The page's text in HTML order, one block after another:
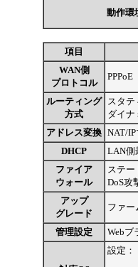
動作環
項目
WAN側
プロトコル
PPPoE
ルーティング
方式
スタテ
ダイナ
アドレス変換 NAT/
DHCP
LAN側
ファイア
ウォール
ステー
DoS攻
アップ
グレード
ファー
管理設定 Webブ
設定：